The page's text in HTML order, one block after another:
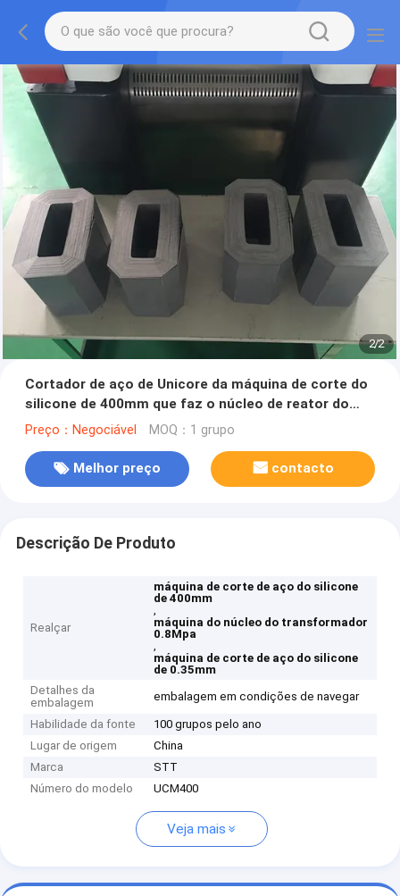
2/2
Cortador de aço de Unicore da máquina de corte do
silicone de 400mm que faz o núcleo de reator do
transformador
Preço：Negociável MOQ：1 grupo
Melhor preço contacto
Descrição De Produto
Realçar
máquina de corte de aço do silicone
de 400mm
,
máquina do núcleo do transformador
0.8Mpa
,
máquina de corte de aço do silicone
de 0.35mm
Detalhes da
embalagem
embalagem em condições de navegar
Habilidade da fonte
100 grupos pelo ano
Lugar de origem
China
Marca
STT
Número do modelo
UCM400
Veja mais